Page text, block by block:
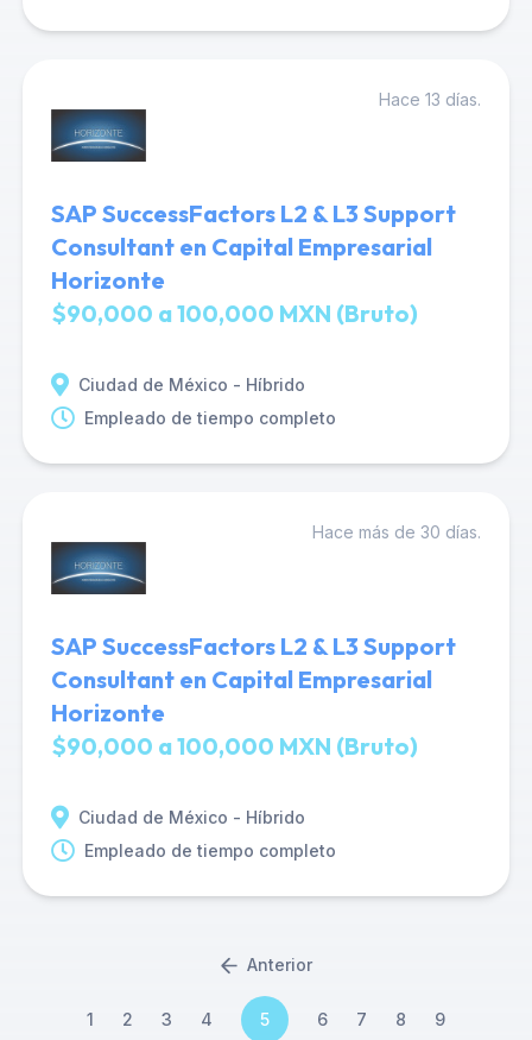
Hace 13 días.
SAP SuccessFactors L2 & L3 Support
Consultant en Capital Empresarial
Horizonte
$90,000 a 100,000 MXN (Bruto)
Ciudad de México - Híbrido
Empleado de tiempo completo
Hace más de 30 días.
SAP SuccessFactors L2 & L3 Support
Consultant en Capital Empresarial
Horizonte
$90,000 a 100,000 MXN (Bruto)
Ciudad de México - Híbrido
Empleado de tiempo completo
Anterior
1 2 3 4 5 6 7 8 9